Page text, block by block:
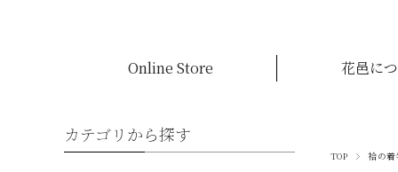
Online Store 花邑に
TOP 袷の着
カテゴリから探す